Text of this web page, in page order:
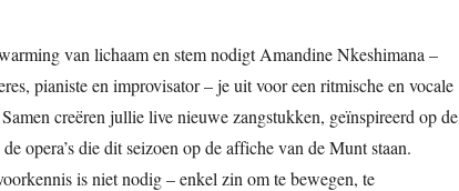
van lichaam en stem nodigt Amandine Nkeshimana –
pianiste en improvisator – je uit voor een ritmische en vocale
creëren jullie live nieuwe zangstukken, geïnspireerd op de
opera’s die dit seizoen op de affiche van de Munt staan.
is niet nodig – enkel zin om te bewegen, te